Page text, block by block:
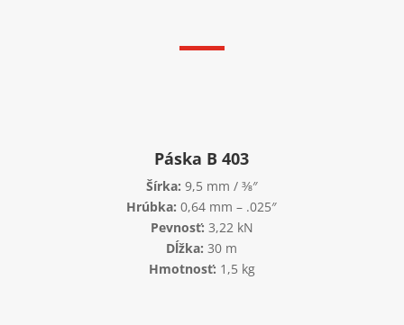
Páska B 403
Šírka: 9,5 mm / 3⁄8″
Hrúbka: 0,64 mm – .025″
Pevnosť: 3,22 kN
Dĺžka: 30 m
Hmotnosť: 1,5 kg